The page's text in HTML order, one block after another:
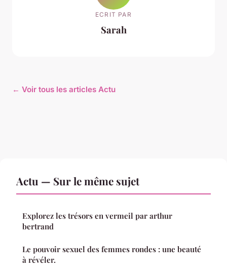
ECRIT PAR
Sarah
← Voir tous les articles Actu
Actu — Sur le même sujet
Explorez les trésors en vermeil par arthur
bertrand
Le pouvoir sexuel des femmes rondes : une beauté
à révéler.